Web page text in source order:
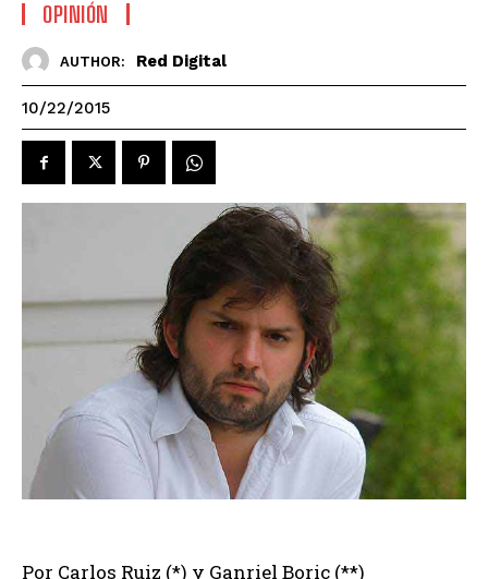
OPINIÓN
AUTHOR: Red Digital
10/22/2015
Por Carlos Ruiz (*) y Ganriel Boric (**)